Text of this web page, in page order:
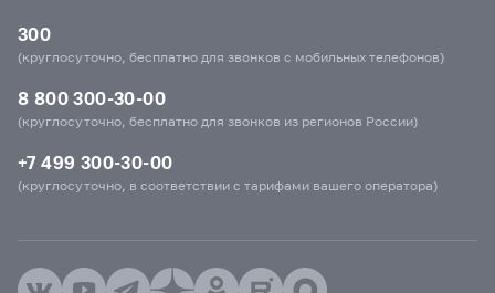
300
(круглосуточно, бесплатно для звонков с мобильных телефонов)
8 800 300-30-00
(круглосуточно, бесплатно для звонков из регионов России)
+7 499 300-30-00
(круглосуточно, в соответствии с тарифами вашего оператора)